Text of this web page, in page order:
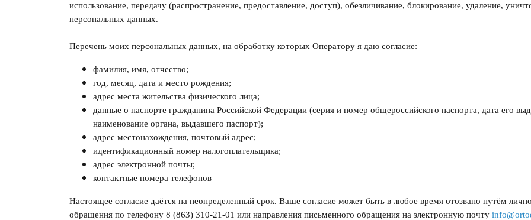
использование, передачу (распространение, предоставление, доступ), обезличивание, блокирование, удаление,
персональных данных.
Перечень моих персональных данных, на обработку которых Оператору я даю согласие:
фамилия, имя, отчество;
год, месяц, дата и место рождения;
адрес места жительства физического лица;
данные о паспорте гражданина Российской Федерации (серия и номер общероссийского паспорта, дата его
наименование органа, выдавшего паспорт);
адрес местонахождения, почтовый адрес;
идентификационный номер налогоплательщика;
адрес электронной почты;
контактные номера телефонов
Настоящее согласие даётся на неопределенный срок. Ваше согласие может быть в любое время отозвано путём
обращения по телефону 8 (863) 310-21-01 или направления письменного обращения на электронную почту